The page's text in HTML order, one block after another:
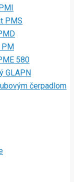
PMS
PM
580
GLAPN
čerpadlom